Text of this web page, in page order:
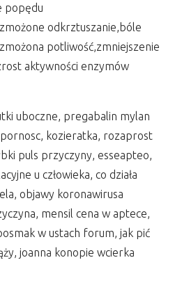
popędu
odkrztuszanie,bóle
potliwość,zmniejszenie
aktywności enzymów
uboczne, pregabalin mylan
kozieratka, rozaprost
puls przyczyny, esseapteo,
u człowieka, co działa
objawy koronawirusa
mensil cena w aptece,
w ustach forum, jak pić
joanna konopie wcierka